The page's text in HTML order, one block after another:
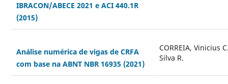
IBRACON/ABECE 2021 e ACI 440.1R
(2015)
Análise numérica de vigas de CRFA
com base na ABNT NBR 16935 (2021)
CORREIA, Vinicius
Silva R.